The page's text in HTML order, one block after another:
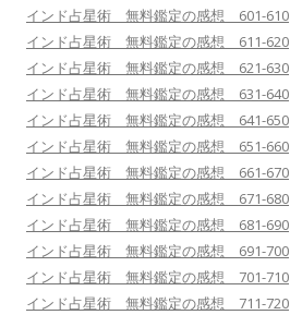
インド占星術 無料鑑定の感想 601-610
インド占星術 無料鑑定の感想 611-620
インド占星術 無料鑑定の感想 621-630
インド占星術 無料鑑定の感想 631-640
インド占星術 無料鑑定の感想 641-650
インド占星術 無料鑑定の感想 651-660
インド占星術 無料鑑定の感想 661-670
インド占星術 無料鑑定の感想 671-680
インド占星術 無料鑑定の感想 681-690
インド占星術 無料鑑定の感想 691-700
インド占星術 無料鑑定の感想 701-710
インド占星術 無料鑑定の感想 711-720